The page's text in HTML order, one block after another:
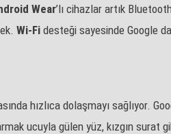
Wear’lı cihazlar artık
Wi-Fi desteği sayesinde Google
hızlıca dolaşmayı sağlıyor.
ucuyla gülen yüz, kızgın surat